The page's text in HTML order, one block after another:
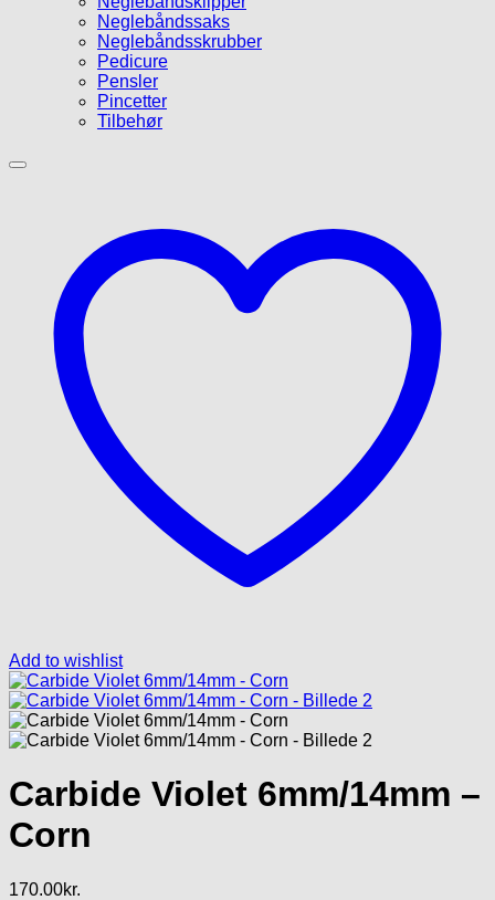
Neglebåndssaks
Neglebåndsskrubber
Pedicure
Pensler
Pincetter
Tilbehør
Add to wishlist
Carbide Violet 6mm/14mm –
Corn
170.00kr.